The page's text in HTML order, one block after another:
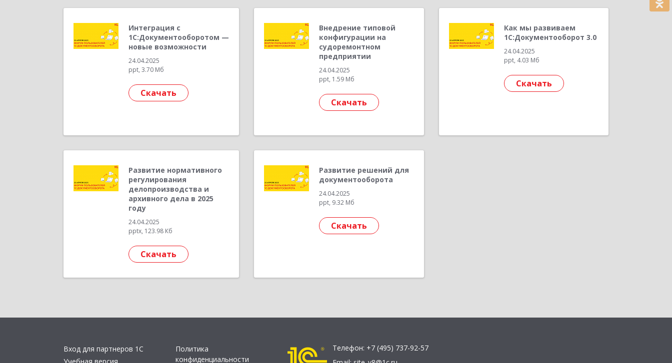
Интеграция с
1С:Документооборотом —
новые возможности
24.04.2025
ppt, 3.70 Мб
Скачать
Внедрение типовой
конфигурации на
судоремонтном
предприятии
24.04.2025
ppt, 1.59 Мб
Скачать
Как мы развиваем
1С:Документооборот 3.0
24.04.2025
ppt, 4.03 Мб
Скачать
Развитие нормативного
регулирования
делопроизводства и
архивного дела в 2025
году
24.04.2025
pptx, 123.98 Кб
Скачать
Развитие решений для
документооборота
24.04.2025
ppt, 9.32 Мб
Скачать
Вход для партнеров 1С
Учебная версия
Политика
конфиденциальности
Телефон: +7 (495) 737-92-57